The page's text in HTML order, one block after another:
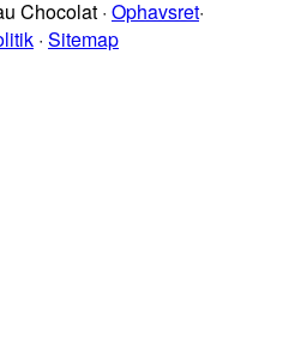
Chocolat · Ophavsret·
· Sitemap